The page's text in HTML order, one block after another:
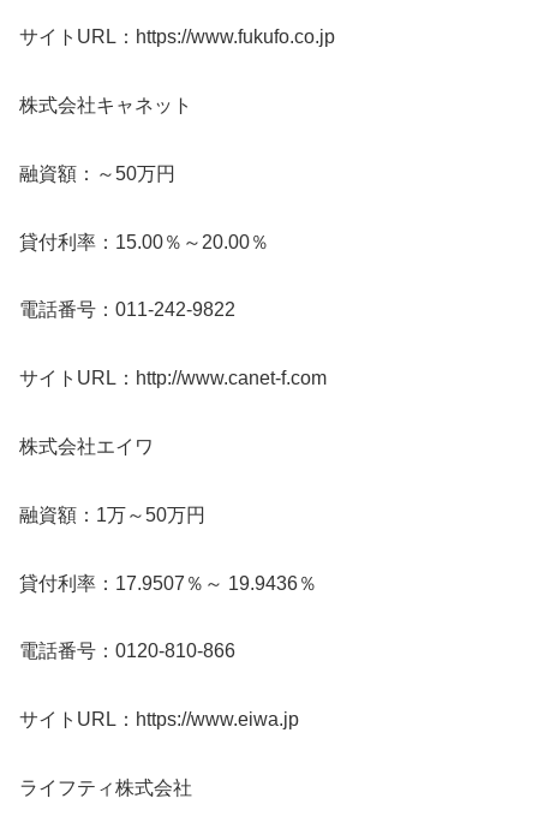
サイトURL：https://www.fukufo.co.jp
株式会社キャネット
融資額：～50万円
貸付利率：15.00％～20.00％
電話番号：011-242-9822
サイトURL：http://www.canet-f.com
株式会社エイワ
融資額：1万～50万円
貸付利率：17.9507％～ 19.9436％
電話番号：0120-810-866
サイトURL：https://www.eiwa.jp
ライフティ株式会社